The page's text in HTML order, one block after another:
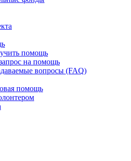
помощь
на помощь
вопросы (FAQ)
помощь